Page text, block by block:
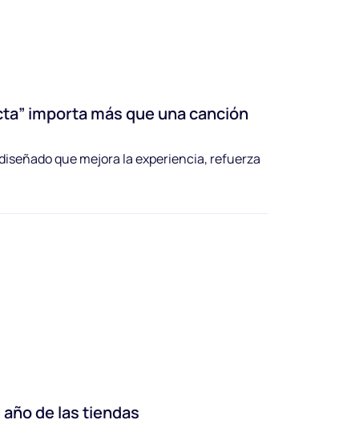
importa más que una canción
que mejora la experiencia, refuerza
de las tiendas